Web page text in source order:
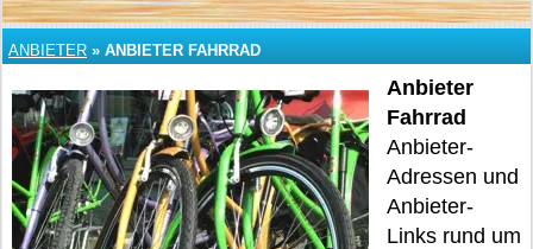
ANBIETER » ANBIETER FAHRRAD
Anbieter
Fahrrad
Anbieter-
Adressen und
Anbieter-
Links rund um